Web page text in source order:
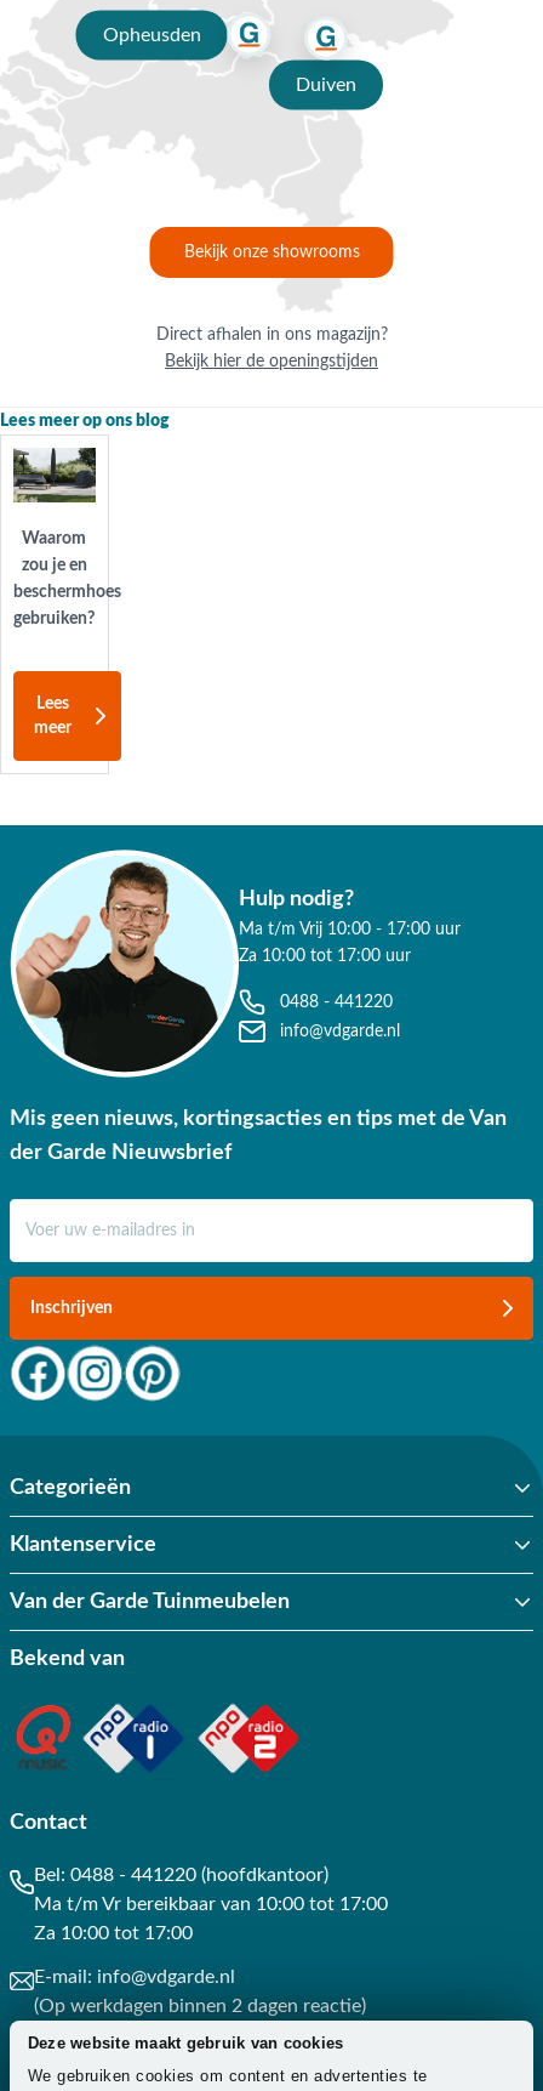
Deze website maakt gebruik van cookies
We gebruiken cookies om content en advertenties te
Opheusden
Duiven
Bekijk onze showrooms
Direct afhalen in ons magazijn?
Bekijk hier de openingstijden
Lees meer op ons blog
Waarom
zou je en
beschermhoes
gebruiken?
Lees
meer
Hulp nodig?
Ma t/m Vrij 10:00 - 17:00 uur
Za 10:00 tot 17:00 uur
0488 - 441220
info@vdgarde.nl
Mis geen nieuws, kortingsacties en tips met de Van
der Garde Nieuwsbrief
Inschrijven
Categorieën
Klantenservice
Van der Garde Tuinmeubelen
Bekend van
Contact
Bel: 0488 - 441220 (hoofdkantoor)
Ma t/m Vr bereikbaar van 10:00 tot 17:00
Za 10:00 tot 17:00
E-mail: info@vdgarde.nl
(Op werkdagen binnen 2 dagen reactie)
Whatsapp: 0488441220
(Op werkdagen binnen 3 uur reactie)